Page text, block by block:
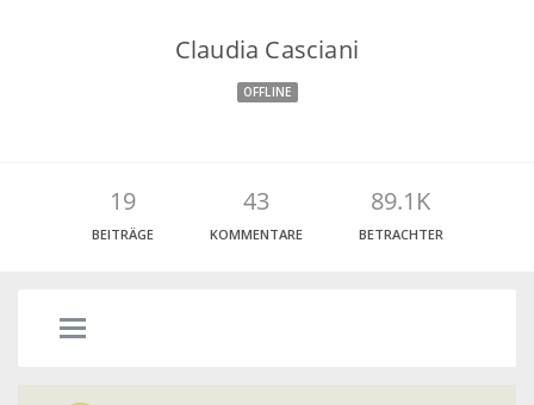
Claudia Casciani
OFFLINE
19
BEITRÄGE
43
KOMMENTARE
89.1K
BETRACHTER